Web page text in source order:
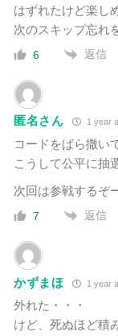
はずれたけど楽し
次のスキップ忘れ
6 返信
匿名さん 1 year
コードをばら撒い
こうして公平に抽
次回は参戦するぞ
7 返信
かずまほ 1 year
外れた・・・
けど、死ぬほど積